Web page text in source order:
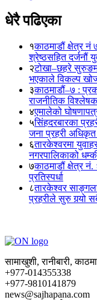
धेरै पढिएका
१काठमाडौं क्षेत्र नं
श्रेष्ठसहित दर्जनौं
२टोखा–छहरे
भएकाले विकल्प
३काठमाडौं–७ :
राजनीतिक
४एमालेको
५सिंहदरबारका
जना प्रहरी
६तारकेश्वरमा
नगरपालिकाको
७काठमाडौं क्षेत्र
प्रतिस्पर्धा
८तारकेश्वर
प्रहरीले सुरु गर्‍यो
सामाखुशी, रानीबारी,
+977-014355338
+977-9810141879
news@sajhapana.com